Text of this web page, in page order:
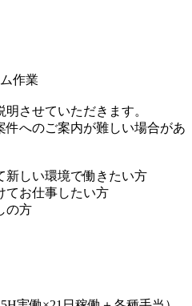
作業
させていただきます。
へのご案内が難しい場合があ
しい環境で働きたい方
お仕事したい方
の方